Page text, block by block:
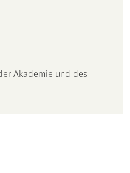
Akademie und des